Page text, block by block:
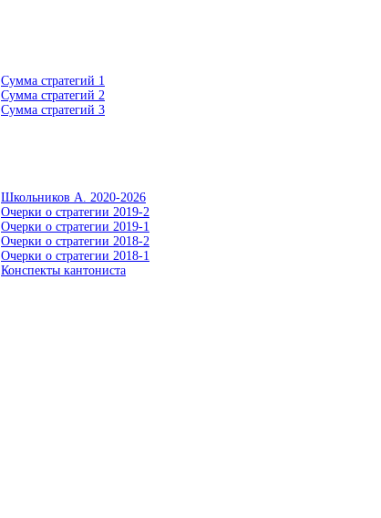
Сумма стратегий 1
Сумма стратегий 2
Сумма стратегий 3
Школьников А. 2020-2026
Очерки о стратегии 2019-2
Очерки о стратегии 2019-1
Очерки о стратегии 2018-2
Очерки о стратегии 2018-1
Конспекты кантониста